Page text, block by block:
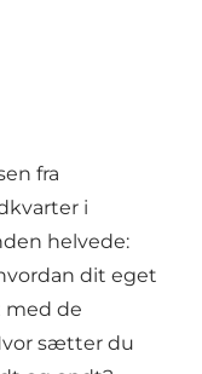
fra
i
helvede:
dit eget
med de
sætter du